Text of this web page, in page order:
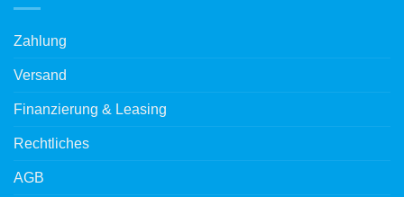
Zahlung
Versand
Finanzierung & Leasing
Rechtliches
AGB